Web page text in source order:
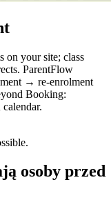
on your site; class
ParentFlow
→ re-enrolment
Booking:
osoby przed